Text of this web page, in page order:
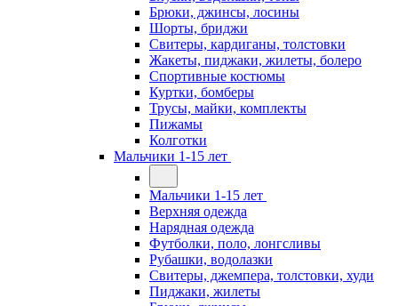
Брюки, джинсы, лосины
Шорты, бриджи
Свитеры, кардиганы, толстовки
Жакеты, пиджаки, жилеты, болеро
Спортивные костюмы
Куртки, бомберы
Трусы, майки, комплекты
Пижамы
Колготки
Мальчики 1-15 лет
Мальчики 1-15 лет
Верхняя одежда
Нарядная одежда
Футболки, поло, лонгсливы
Рубашки, водолазки
Свитеры, джемпера, толстовки, худи
Пиджаки, жилеты